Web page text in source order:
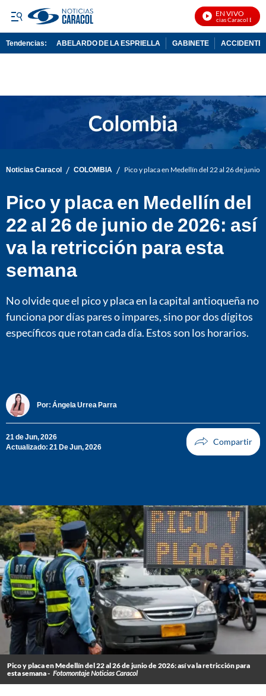
EN VIVO
Noticias Caracol En Vivo
Tendencias: ABELARDO DE LA ESPRIELLA GABINETE ACCIDENTE
Noticias Caracol / COLOMBIA / Pico y placa en Medellín del 22 al 26 de junio
Pico y placa en Medellín del
22 al 26 de junio de 2026: así
va la retricción para esta
semana
No olvide que el pico y placa en la capital antioqueña no
funciona por días pares o impares, sino por dos dígitos
específicos que rotan cada día. Estos son los horarios.
Por: Ángela Urrea Parra
21 de Jun, 2026
Actualizado: 21 De Jun, 2026
Pico y placa en Medellín del 22 al 26 de junio de 2026: así va la retricción para
esta semana - Fotomontaje Noticias Caracol